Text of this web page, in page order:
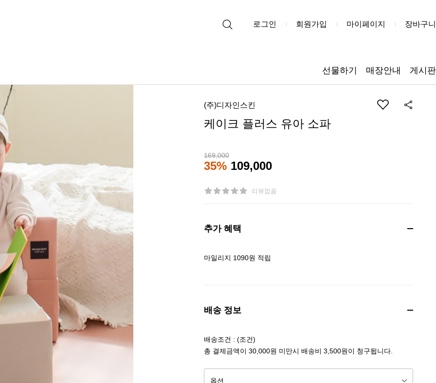
로그인 회원가입 마이페이지 장바구니
선물하기 매장안내 게시판
(주)디자인스킨
케이크 플러스 유아 소파
169,000
35% 109,000
리뷰없음
추가 혜택
마일리지 1090원 적립
배송 정보
배송조건 : (조건)
총 결제금액이 30,000원 미만시 배송비 3,500원이 청구됩니다.